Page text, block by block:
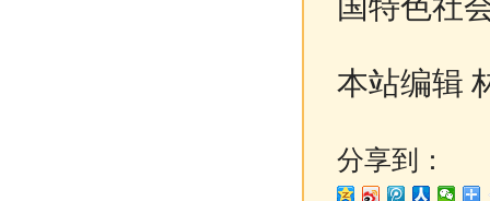
本站编辑
分享到：